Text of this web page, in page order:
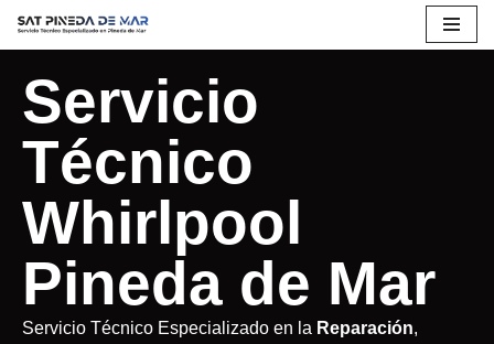
al
contenido
Servicio
Técnico
Whirlpool
Pineda de Mar
Servicio Técnico Especializado en la Reparación,